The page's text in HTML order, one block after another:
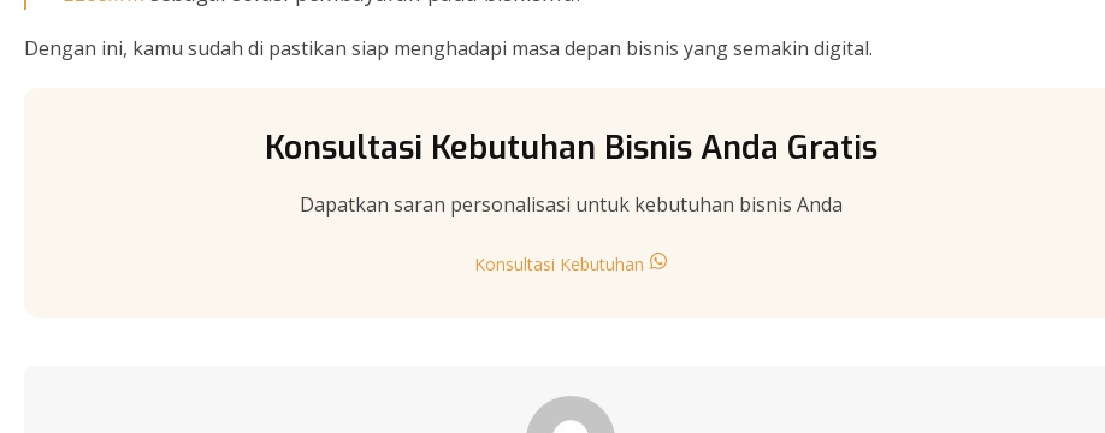
Dengan ini, kamu sudah di pastikan siap menghadapi masa depan bisnis yang semakin digital.
Konsultasi Kebutuhan Bisnis Anda Gratis
Dapatkan saran personalisasi untuk kebutuhan bisnis Anda
Konsultasi Kebutuhan